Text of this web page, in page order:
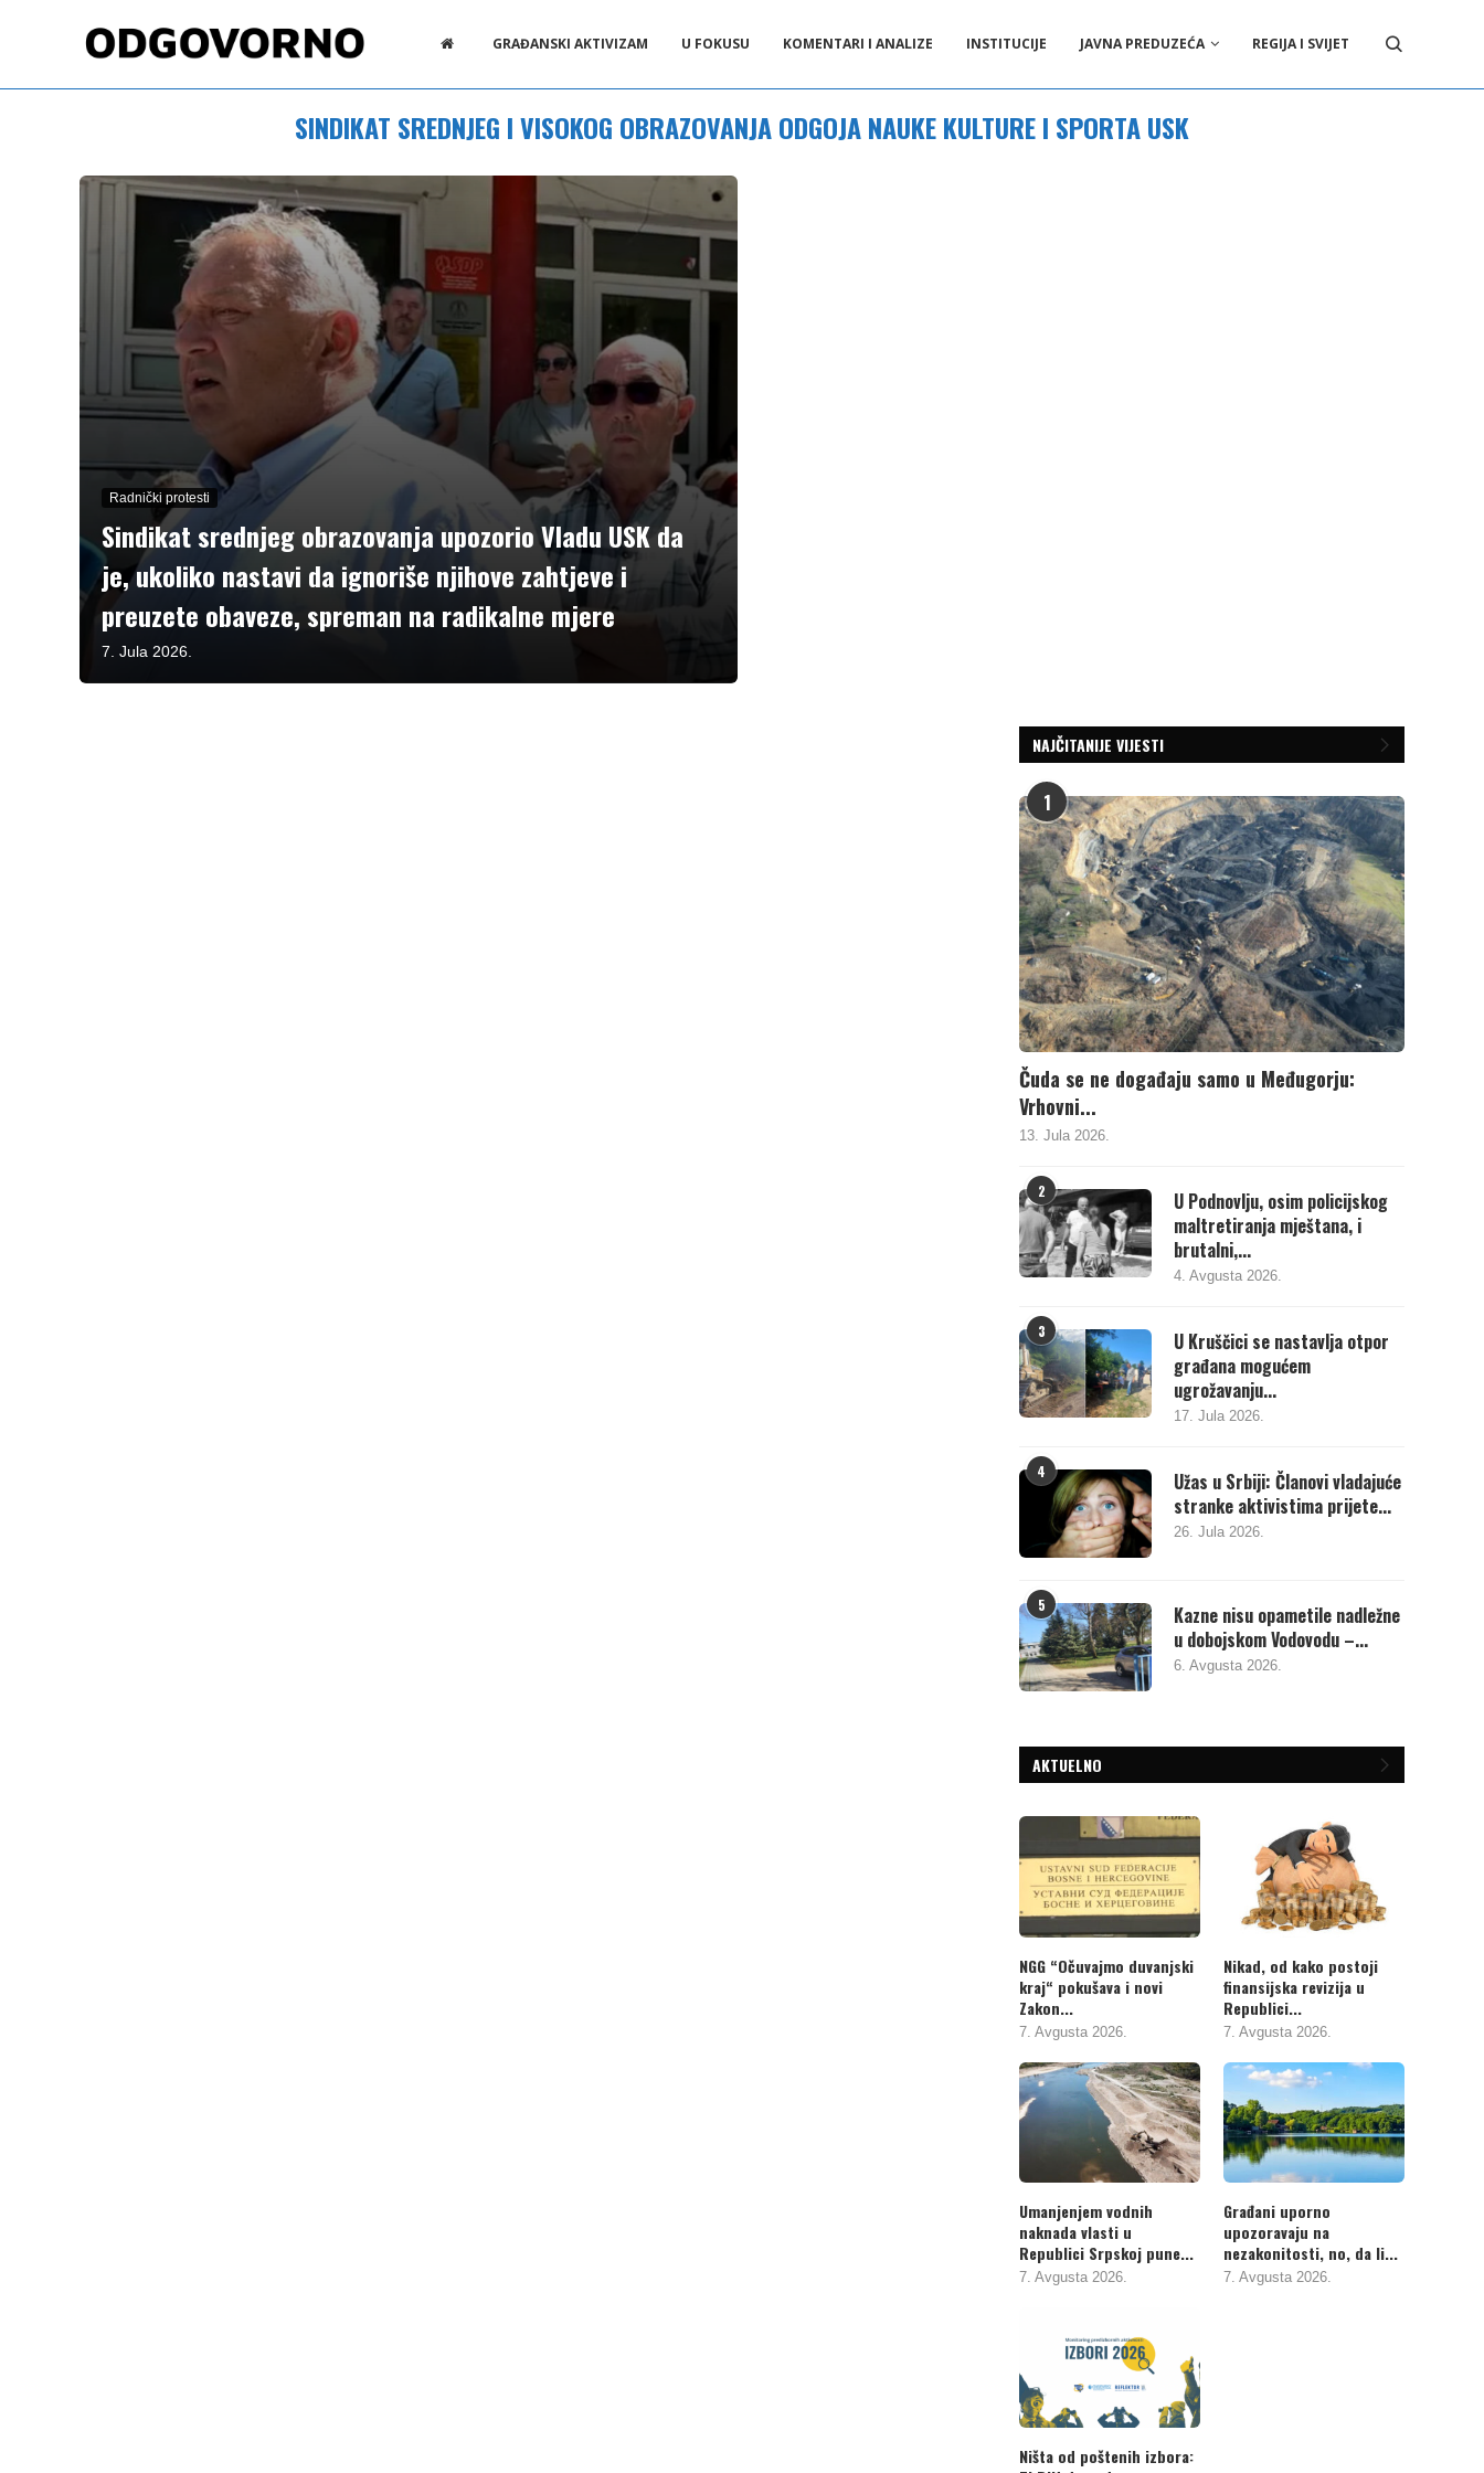
GRAĐANSKI AKTIVIZAM U FOKUSU KOMENTARI I ANALIZE INSTITUCIJE JAVNA PREDUZEĆA REGIJA I SVIJET
SINDIKAT SREDNJEG I VISOKOG OBRAZOVANJA ODGOJA NAUKE KULTURE I SPORTA USK
Radnički protesti
Sindikat srednjeg obrazovanja upozorio Vladu USK da
je, ukoliko nastavi da ignoriše njihove zahtjeve i
preuzete obaveze, spreman na radikalne mjere
7. Jula 2026.
NAJČITANIJE VIJESTI
1
Čuda se ne događaju samo u Međugorju:
Vrhovni...
13. Jula 2026.
2
U Podnovlju, osim policijskog
maltretiranja mještana, i
brutalni,...
4. Avgusta 2026.
3
U Kruščici se nastavlja otpor
građana mogućem
ugrožavanju...
17. Jula 2026.
4
Užas u Srbiji: Članovi vladajuće
stranke aktivistima prijete...
26. Jula 2026.
5
Kazne nisu opametile nadležne
u dobojskom Vodovodu –...
6. Avgusta 2026.
AKTUELNO
NGG “Očuvajmo duvanjski
kraj“ pokušava i novi
Zakon...
7. Avgusta 2026.
Nikad, od kako postoji
finansijska revizija u
Republici...
7. Avgusta 2026.
Umanjenjem vodnih
naknada vlasti u
Republici Srpskoj pune...
7. Avgusta 2026.
Građani uporno
upozoravaju na
nezakonitosti, no, da li...
7. Avgusta 2026.
Ništa od poštenih izbora: